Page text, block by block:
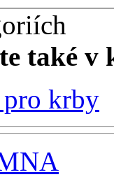
také v
krby